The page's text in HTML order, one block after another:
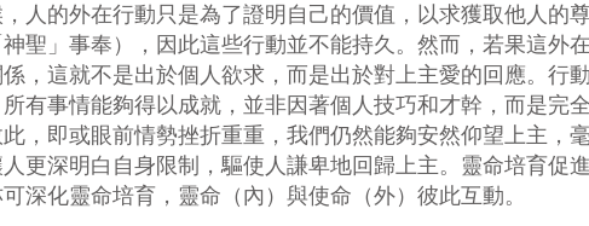
人的外在行動只是為了證明自己的價值，以求獲取他人的
聖」事奉），因此這些行動並不能持久。然而，若果這外
，這就不是出於個人欲求，而是出於對上主愛的回應。行動
有事情能夠得以成就，並非因著個人技巧和才幹，而是完全
，即或眼前情勢挫折重重，我們仍然能夠安然仰望上主，毫
更深明白自身限制，驅使人謙卑地回歸上主。靈命培育促進
深化靈命培育，靈命（內）與使命（外）彼此互動。